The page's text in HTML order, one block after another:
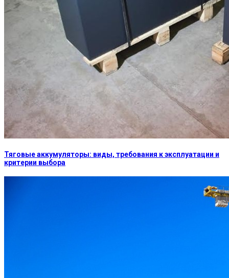
Тяговые аккумуляторы: виды, требования к эксплуатации и
критерии выбора